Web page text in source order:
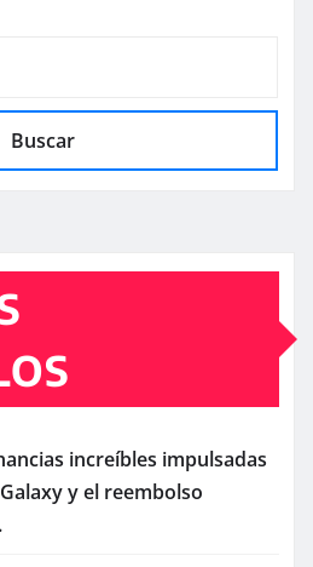
Buscar
increíbles impulsadas
y el reembolso